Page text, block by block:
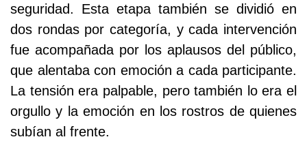
seguridad. Esta etapa también se dividió en
dos rondas por categoría, y cada intervención
fue acompañada por los aplausos del público,
que alentaba con emoción a cada participante.
La tensión era palpable, pero también lo era el
orgullo y la emoción en los rostros de quienes
subían al frente.